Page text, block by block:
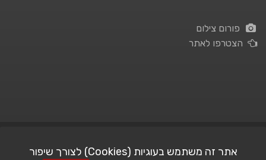
פורום צילום
הצטרפו לאתר
אתר זה משתמש בעוגיות (Cookies) לצורך שיפור